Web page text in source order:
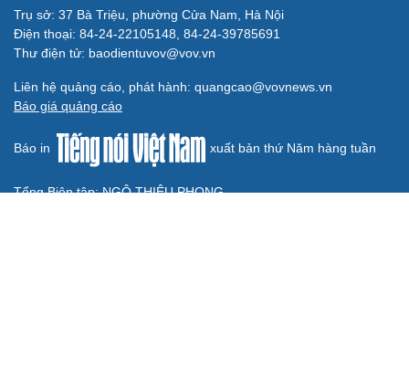
Trụ sở: 37 Bà Triệu, phường Cửa Nam, Hà Nội
Điện thoại: 84-24-22105148, 84-24-39785691
Thư điện tử: baodientuvov@vov.vn
Liên hệ quảng cáo, phát hành: quangcao@vovnews.vn
Báo giá quảng cáo
Báo in xuất bản thứ Năm hàng tuần
Tổng Biên tập: NGÔ THIỆU PHONG